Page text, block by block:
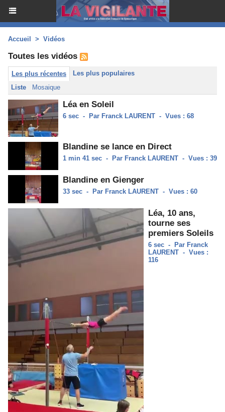
Accueil > Vidéos
Toutes les vidéos
Les plus récentes
Les plus populaires
Liste
Mosaique
Léa en Soleil
6 sec- Par Franck LAURENT- Vues : 68
Blandine se lance en Direct
1 min 41 sec- Par Franck LAURENT- Vues : 39
Blandine en Gienger
33 sec- Par Franck LAURENT- Vues : 60
Léa, 10 ans,
tourne ses
premiers Soleils
6 sec-
Par Franck
LAURENT- Vues :
116